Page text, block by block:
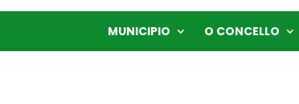
MUNICIPIO O CONCELLO